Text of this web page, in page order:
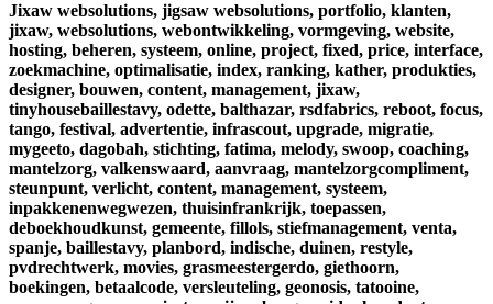
Jixaw websolutions, jigsaw websolutions, portfolio, klanten,
jixaw, websolutions, webontwikkeling, vormgeving, website,
hosting, beheren, systeem, online, project, fixed, price, interface,
zoekmachine, optimalisatie, index, ranking, kather, produkties,
designer, bouwen, content, management, jixaw,
tinyhousebaillestavy, odette, balthazar, rsdfabrics, reboot, focus,
tango, festival, advertentie, infrascout, upgrade, migratie,
mygeeto, dagobah, stichting, fatima, melody, swoop, coaching,
mantelzorg, valkenswaard, aanvraag, mantelzorgcompliment,
steunpunt, verlicht, content, management, systeem,
inpakkenenwegwezen, thuisinfrankrijk, toepassen,
deboekhoudkunst, gemeente, fillols, stiefmanagement, venta,
spanje, baillestavy, planbord, indische, duinen, restyle,
pvdrechtwerk, movies, grasmeestergerdo, giethoorn,
boekingen, betaalcode, versleuteling, geonosis, tatooine,